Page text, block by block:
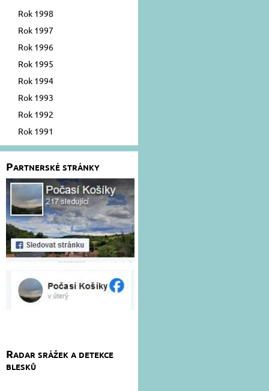
Rok 1998
Rok 1997
Rok 1996
Rok 1995
Rok 1994
Rok 1993
Rok 1992
Rok 1991
Partnerské stránky
Radar srážek a detekce
blesků